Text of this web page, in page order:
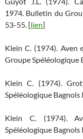
1974. Bulletin du
53-55. [lien]
Klein C. (1974). Aven
Groupe Spéléologique
Klein C. (1974).
Spéléologique Bagnols
Klein C. (1974).
Spéléologique